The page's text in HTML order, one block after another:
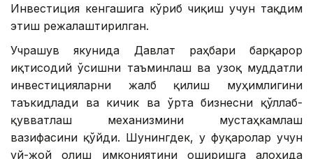
Инвестиция кенгашига кўриб чиқиш учун тақдим
этиш режалаштирилган.
Учрашув якунида Давлат раҳбари барқарор
иқтисодий ўсишни таъминлаш ва узоқ муддатли
инвестицияларни жалб қилиш муҳимлигини
таъкидлади ва кичик ва ўрта бизнесни қўллаб-
қувватлаш механизмини мустаҳкамлаш
вазифасини қўйди. Шунингдек, у фуқаролар учун
уй-жой олиш имкониятини оширишга алоҳида